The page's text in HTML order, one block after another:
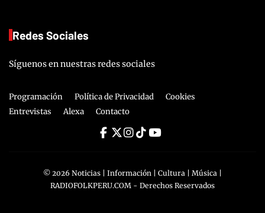
Redes Sociales
Síguenos en nuestras redes sociales
Programación Política de Privacidad
Cookies
Entrevistas
Alexa Contacto
© 2026 Noticias | Información | Cultura | Música |
RADIOFOLKPERU.COM - Derechos Reservados